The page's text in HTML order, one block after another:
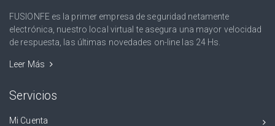
FUSIONFE es la primer empresa de seguridad netamente
electrónica, nuestro local virtual te asegura una mayor velocidad
de respuesta, las últimas novedades on-line las 24 Hs.
Leer Más
Servicios
Mi Cuenta